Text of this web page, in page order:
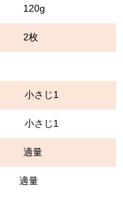
120g
枚
じ1
1
量
適量